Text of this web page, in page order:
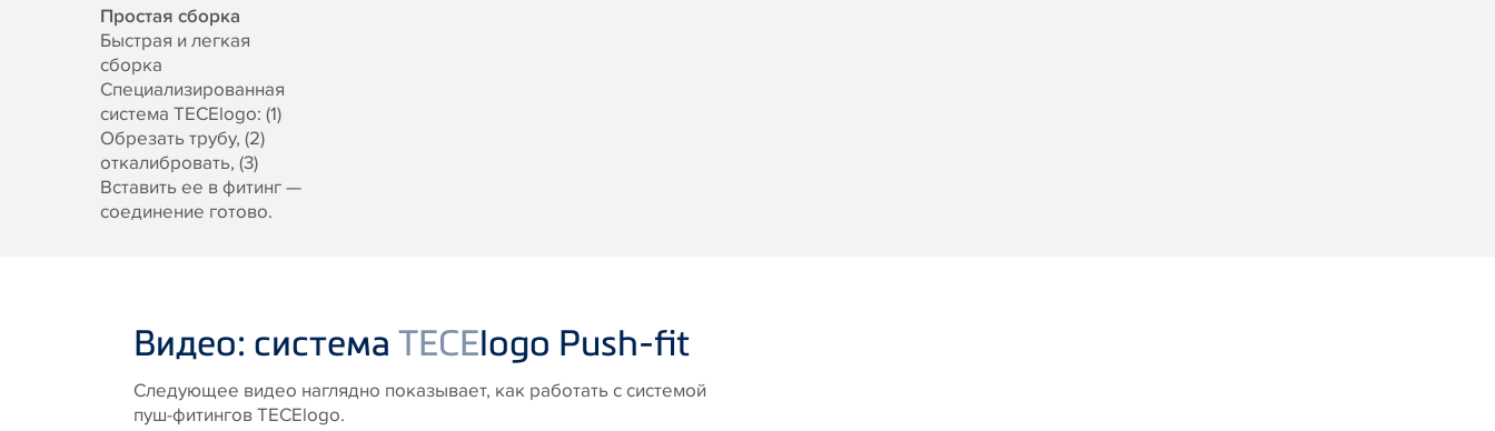
Простая сборка
Быстрая и легкая
сборка
Специализированная
система TECElogo: (1)
Обрезать трубу, (2)
откалибровать, (3)
Вставить ее в фитинг —
соединение готово.
Видео: система TECElogo Push-fit
Следующее видео наглядно показывает, как работать с системой
пуш-фитингов TECElogo.